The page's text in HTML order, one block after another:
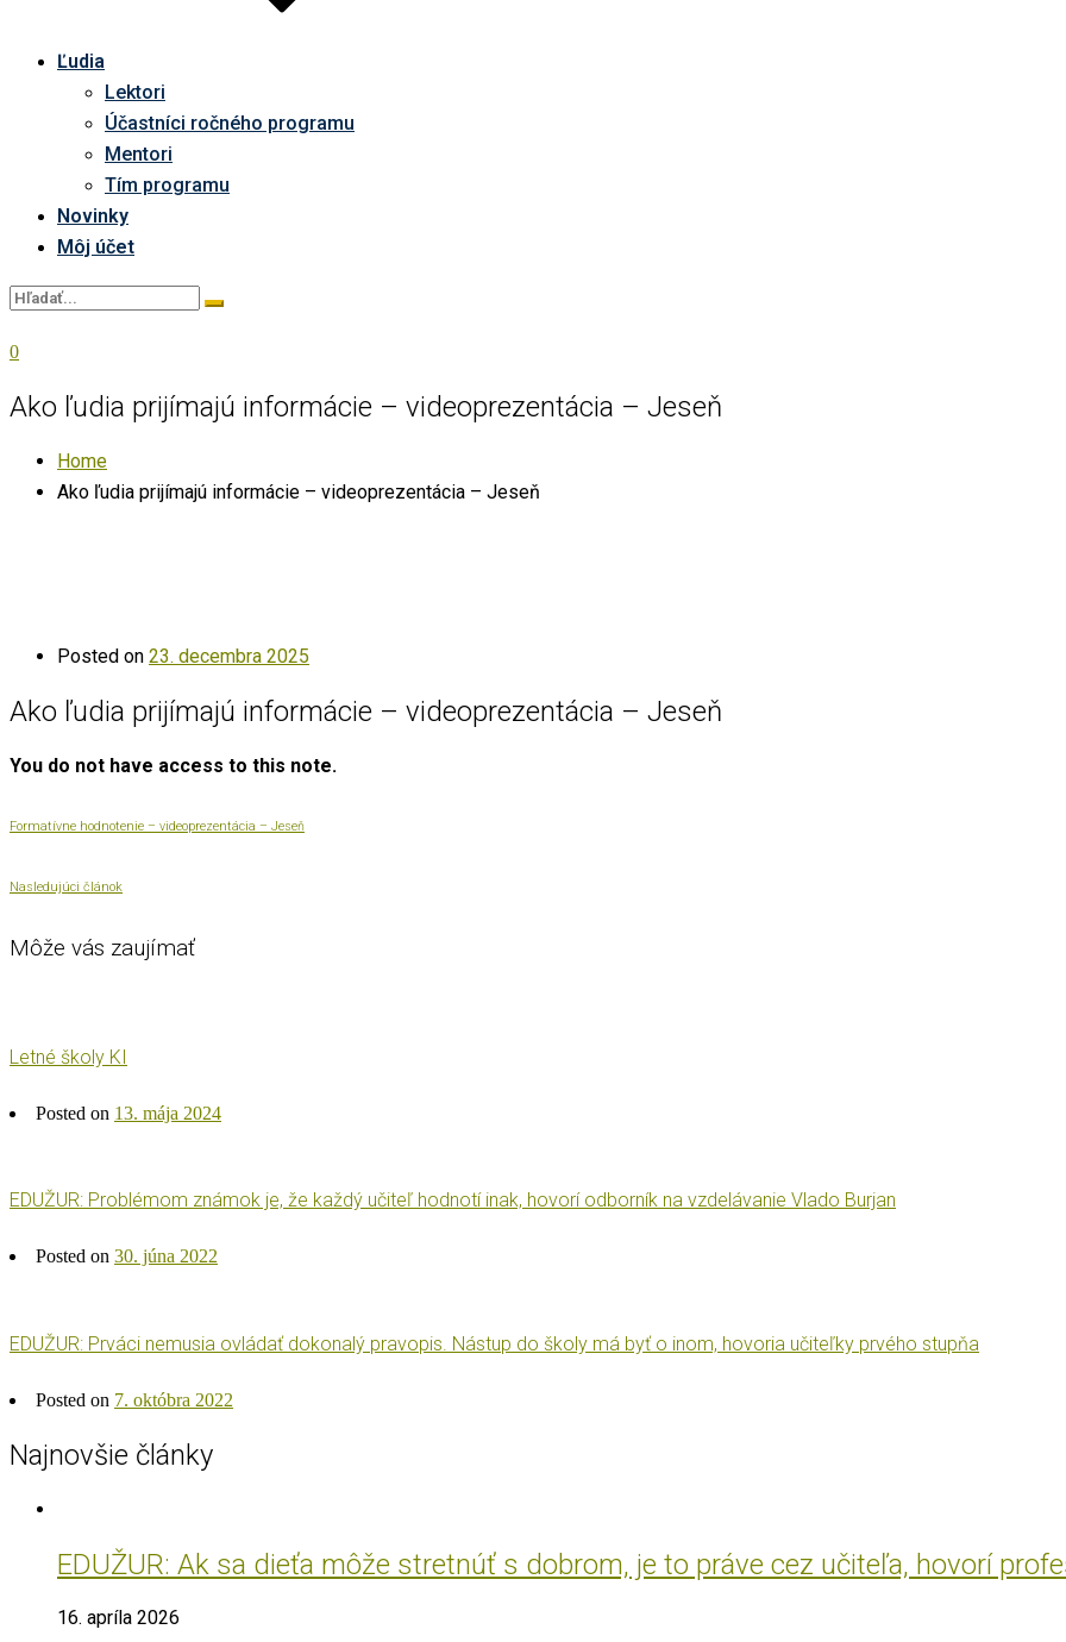
Ľudia
Lektori
Účastníci ročného programu
Mentori
Tím programu
Novinky
Môj účet
0
Ako ľudia prijímajú informácie – videoprezentácia – Jeseň
Home
Ako ľudia prijímajú informácie – videoprezentácia – Jeseň
Posted on 23. decembra 2025
Ako ľudia prijímajú informácie – videoprezentácia – Jeseň
You do not have access to this note.
Formatívne hodnotenie – videoprezentácia – Jeseň
Nasledujúci článok
Môže vás zaujímať
Letné školy KI
Posted on 13. mája 2024
EDUŽUR: Problémom známok je, že každý učiteľ hodnotí inak, hovorí odborník na vzdelávanie Vlado Burjan
Posted on 30. júna 2022
EDUŽUR: Prváci nemusia ovládať dokonalý pravopis. Nástup do školy má byť o inom, hovoria učiteľky prvého stupňa
Posted on 7. októbra 2022
Najnovšie články
EDUŽUR: Ak sa dieťa môže stretnúť s dobrom, je to práve cez učiteľa, hovorí
16. apríla 2026